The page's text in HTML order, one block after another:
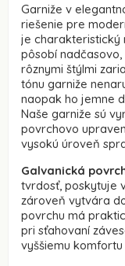
Garniže v
riešenie pre
je charakteristický
pôsobí
rôznymi štýlmi
tónu garniže
naopak ho jemne
Naše garniže sú
povrchovo
vysokú úroveň
Galvanická
tvrdosť, poskytuje
zároveň vytvára
povrchu má
pri sťahovaní
vyššiemu komfortu